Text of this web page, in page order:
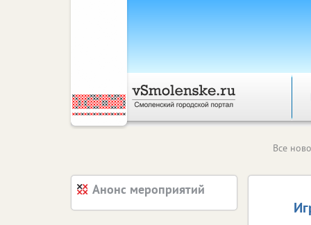
Все
Анонс мероприятий